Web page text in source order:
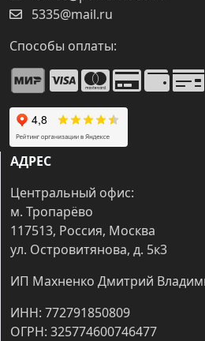
5335@mail.ru
Способы оплаты:
АДРЕС
Центральный офис:
м. Тропарёво
117513, Россия, Москва
ул. Островитянова, д. 5к3
ИП Махненко Дмитрий
ИНН: 772791850809
ОГРН: 325774600746477